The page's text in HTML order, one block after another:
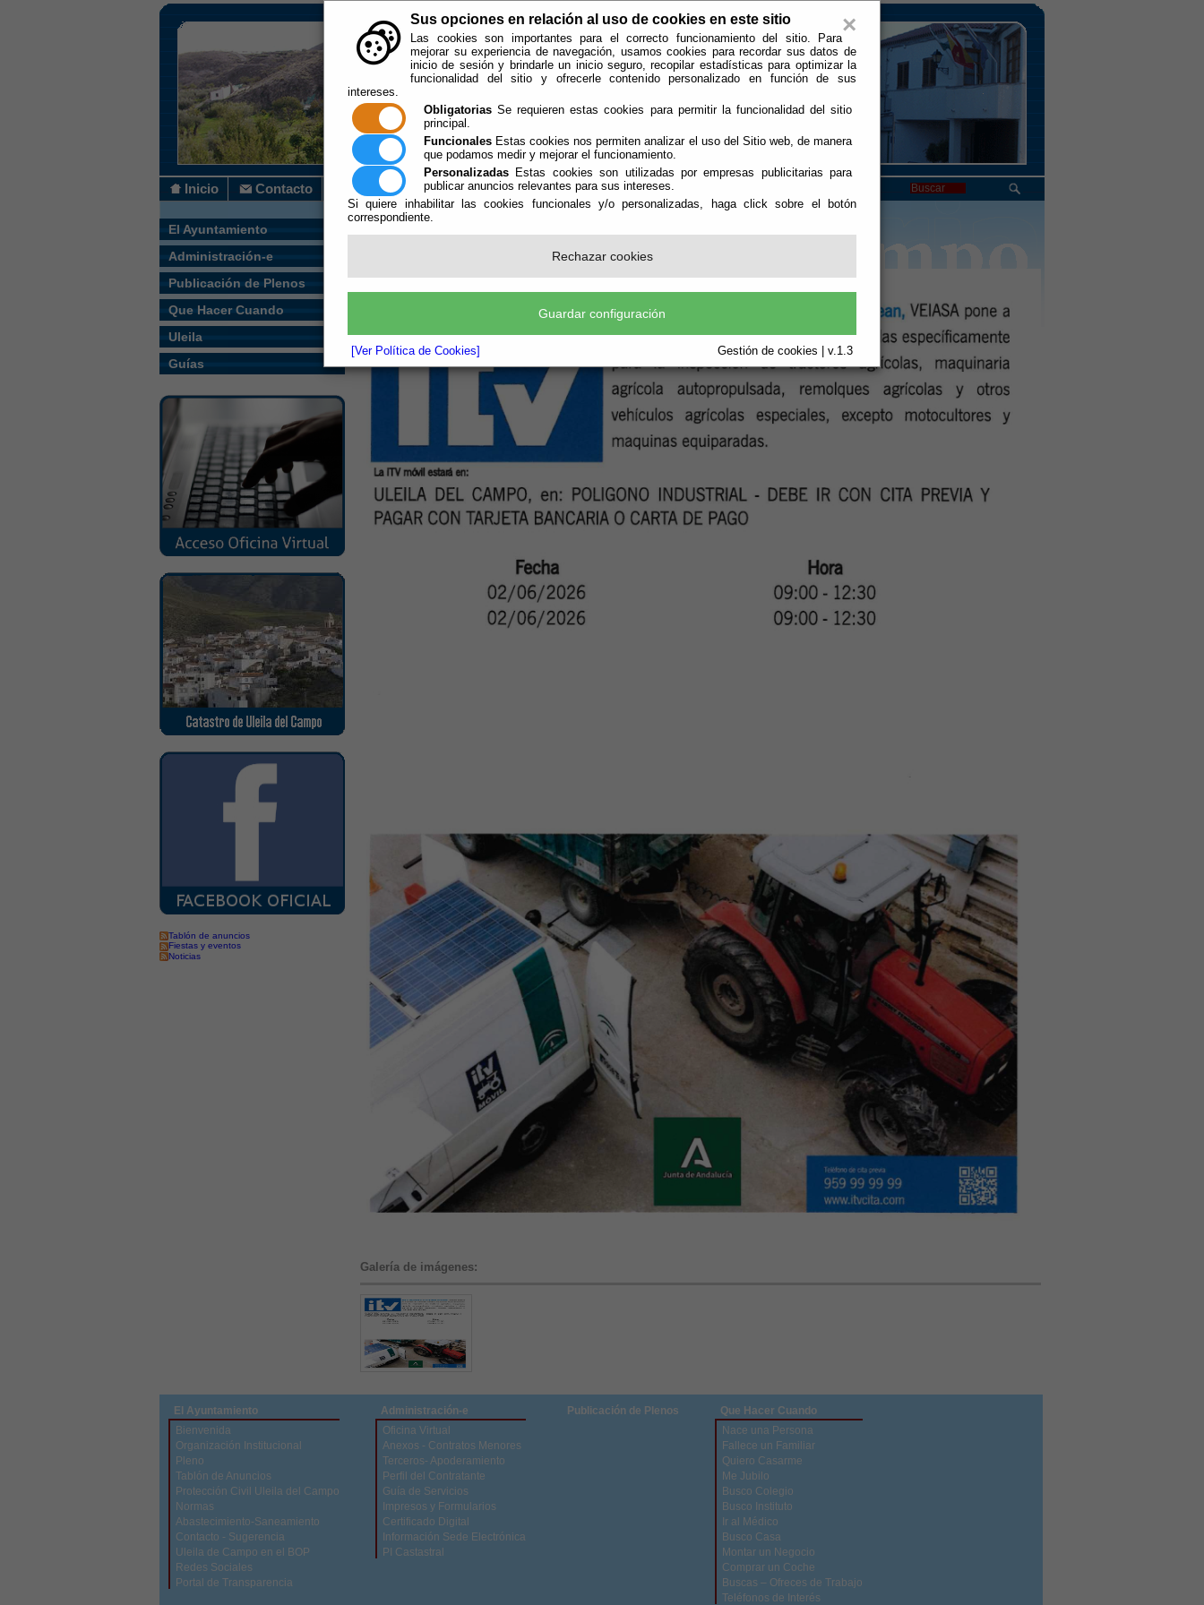
×
Sus opciones en relación al uso de cookies en este sitio
Las cookies son importantes para el correcto funcionamiento del sitio. Para
mejorar su experiencia de navegación, usamos cookies para recordar sus datos de
inicio de sesión y brindarle un inicio seguro, recopilar estadísticas para optimizar la
funcionalidad del sitio y ofrecerle contenido personalizado en función de sus
intereses.
Obligatorias Se requieren estas cookies para permitir la funcionalidad del sitio
principal.
Funcionales Estas cookies nos permiten analizar el uso del Sitio web, de manera
que podamos medir y mejorar el funcionamiento.
Personalizadas Estas cookies son utilizadas por empresas publicitarias para
publicar anuncios relevantes para sus intereses.
Si quiere inhabilitar las cookies funcionales y/o personalizadas, haga click sobre el botón
correspondiente.
Rechazar cookies
Guardar configuración
[Ver Política de Cookies] Gestión de cookies | v.1.3
Inicio Contacto
El Ayuntamiento
Administración-e
Publicación de Plenos
Que Hacer Cuando
Uleila
Guías
Tablón de anuncios
Fiestas y eventos
Noticias
Usted se encuentra aquí:
Galería de imágenes:
El Ayuntamiento
Bienvenida
Organización Institucional
Pleno
Tablón de Anuncios
Protección Civil Uleila del Campo
Normas
Abastecimiento-Saneamiento
Contacto - Sugerencia
Uleila de Campo en el BOP
Redes Sociales
Portal de Transparencia
Administración-e
Oficina Virtual
Anexos - Contratos Menores
Terceros- Apoderamiento
Perfil del Contratante
Guía de Servicios
Impresos y Formularios
Certificado Digital
Información Sede Electrónica
PI Castastral
Publicación de Plenos
Que Hacer Cuando
Nace una Persona
Fallece un Familiar
Quiero Casarme
Me Jubilo
Busco Colegio
Busco Instituto
Ir al Médico
Busco Casa
Montar un Negocio
Comprar un Coche
Buscas – Ofreces de Trabajo
Teléfonos de Interés